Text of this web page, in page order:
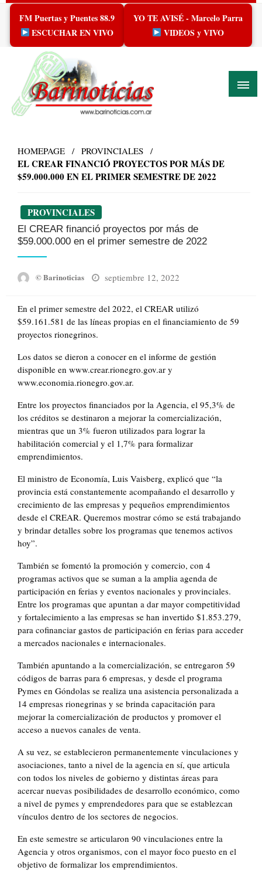
Skip
content
FM Puertas y Puentes 88.9
ESCUCHAR EN VIVO
YO TE AVISÉ - Marcelo Parra
VIDEOS y VIVO
HOMEPAGE PROVINCIALES
EL CREAR FINANCIÓ PROYECTOS POR MÁS DE
$59.000.000 EN EL PRIMER SEMESTRE DE 2022
PROVINCIALES
El CREAR financió proyectos por más de
$59.000.000 en el primer semestre de 2022
© Barinoticias
Posted
septiembre 12, 2022
En el primer semestre del 2022, el CREAR utilizó
$59.161.581 de las líneas propias en el financiamiento de 59
proyectos rionegrinos.
Los datos se dieron a conocer en el informe de gestión
disponible en www.crear.rionegro.gov.ar y
www.economia.rionegro.gov.ar.
Entre los proyectos financiados por la Agencia, el 95,3% de
los créditos se destinaron a mejorar la comercialización,
mientras que un 3% fueron utilizados para lograr la
habilitación comercial y el 1,7% para formalizar
emprendimientos.
El ministro de Economía, Luis Vaisberg, explicó que “la
provincia está constantemente acompañando el desarrollo y
crecimiento de las empresas y pequeños emprendimientos
desde el CREAR. Queremos mostrar cómo se está trabajando
y brindar detalles sobre los programas que tenemos activos
hoy”.
También se fomentó la promoción y comercio, con 4
programas activos que se suman a la amplia agenda de
participación en ferias y eventos nacionales y provinciales.
Entre los programas que apuntan a dar mayor competitividad
y fortalecimiento a las empresas se han invertido $1.853.279,
para cofinanciar gastos de participación en ferias para acceder
a mercados nacionales e internacionales.
También apuntando a la comercialización, se entregaron 59
códigos de barras para 6 empresas, y desde el programa
Pymes en Góndolas se realiza una asistencia personalizada a
14 empresas rionegrinas y se brinda capacitación para
mejorar la comercialización de productos y promover el
acceso a nuevos canales de venta.
A su vez, se establecieron permanentemente vinculaciones y
asociaciones, tanto a nivel de la agencia en sí, que articula
con todos los niveles de gobierno y distintas áreas para
acercar nuevas posibilidades de desarrollo económico, como
a nivel de pymes y emprendedores para que se establezcan
vínculos dentro de los sectores de negocios.
En este semestre se articularon 90 vinculaciones entre la
Agencia y otros organismos, con el mayor foco puesto en el
objetivo de formalizar los emprendimientos.